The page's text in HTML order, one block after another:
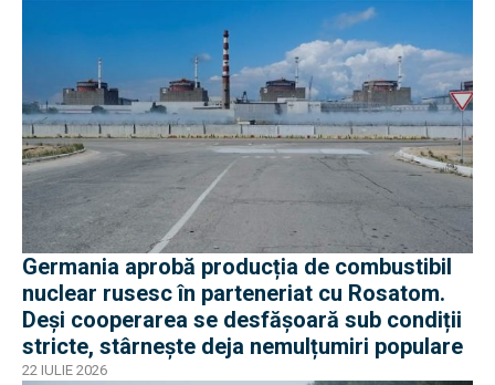
Germania aprobă producția de combustibil
nuclear rusesc în parteneriat cu Rosatom.
Deși cooperarea se desfășoară sub condiții
stricte, stârnește deja nemulțumiri populare
22 IULIE 2026